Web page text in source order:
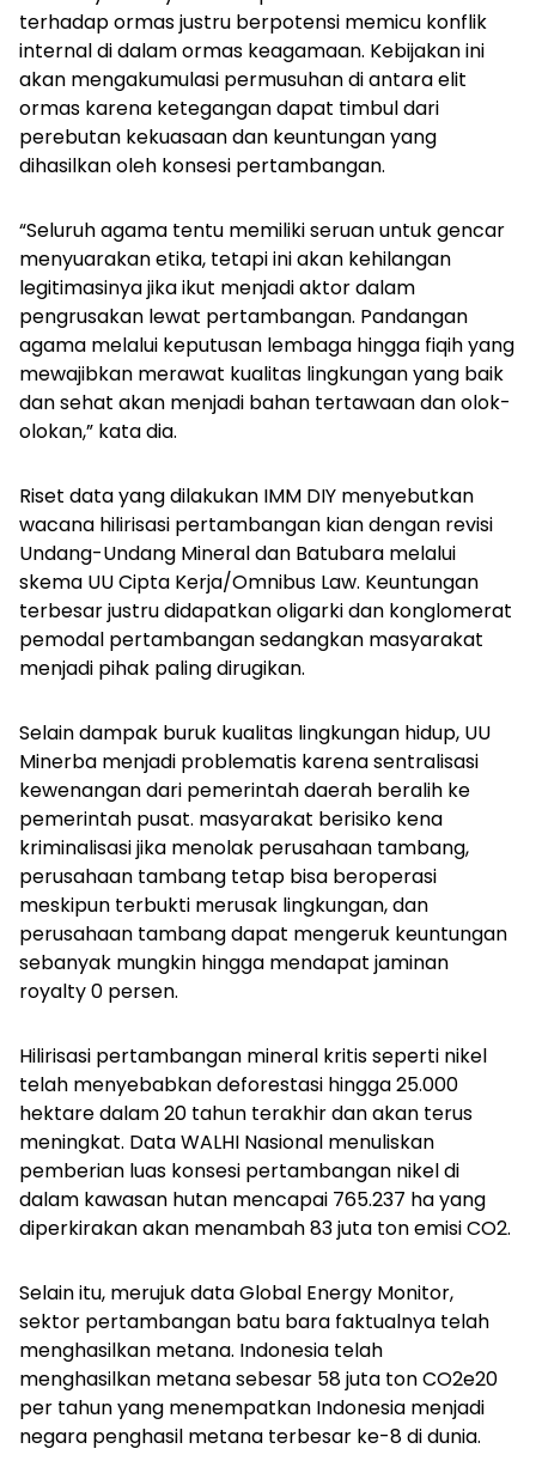
terhadap ormas justru berpotensi memicu konflik
internal di dalam ormas keagamaan. Kebijakan ini
akan mengakumulasi permusuhan di antara elit
ormas karena ketegangan dapat timbul dari
perebutan kekuasaan dan keuntungan yang
dihasilkan oleh konsesi pertambangan.
“Seluruh agama tentu memiliki seruan untuk gencar
menyuarakan etika, tetapi ini akan kehilangan
legitimasinya jika ikut menjadi aktor dalam
pengrusakan lewat pertambangan. Pandangan
agama melalui keputusan lembaga hingga fiqih yang
mewajibkan merawat kualitas lingkungan yang baik
dan sehat akan menjadi bahan tertawaan dan olok-
olokan,” kata dia.
Riset data yang dilakukan IMM DIY menyebutkan
wacana hilirisasi pertambangan kian dengan revisi
Undang-Undang Mineral dan Batubara melalui
skema UU Cipta Kerja/Omnibus Law. Keuntungan
terbesar justru didapatkan oligarki dan konglomerat
pemodal pertambangan sedangkan masyarakat
menjadi pihak paling dirugikan.
Selain dampak buruk kualitas lingkungan hidup, UU
Minerba menjadi problematis karena sentralisasi
kewenangan dari pemerintah daerah beralih ke
pemerintah pusat. masyarakat berisiko kena
kriminalisasi jika menolak perusahaan tambang,
perusahaan tambang tetap bisa beroperasi
meskipun terbukti merusak lingkungan, dan
perusahaan tambang dapat mengeruk keuntungan
sebanyak mungkin hingga mendapat jaminan
royalty 0 persen.
Hilirisasi pertambangan mineral kritis seperti nikel
telah menyebabkan deforestasi hingga 25.000
hektare dalam 20 tahun terakhir dan akan terus
meningkat. Data WALHI Nasional menuliskan
pemberian luas konsesi pertambangan nikel di
dalam kawasan hutan mencapai 765.237 ha yang
diperkirakan akan menambah 83 juta ton emisi CO2.
Selain itu, merujuk data Global Energy Monitor,
sektor pertambangan batu bara faktualnya telah
menghasilkan metana. Indonesia telah
menghasilkan metana sebesar 58 juta ton CO2e20
per tahun yang menempatkan Indonesia menjadi
negara penghasil metana terbesar ke-8 di dunia.